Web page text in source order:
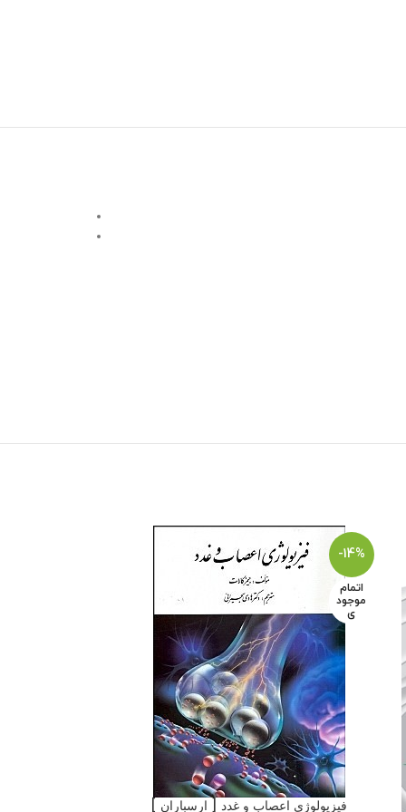
-14%
اتمام
موجود
ی
فیزیولوژی اعصاب و غدد [ ارسباران ]